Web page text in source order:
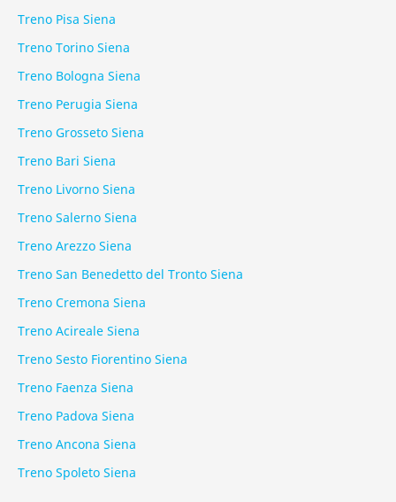
Treno Pisa Siena
Treno Torino Siena
Treno Bologna Siena
Treno Perugia Siena
Treno Grosseto Siena
Treno Bari Siena
Treno Livorno Siena
Treno Salerno Siena
Treno Arezzo Siena
Treno San Benedetto del Tronto Siena
Treno Cremona Siena
Treno Acireale Siena
Treno Sesto Fiorentino Siena
Treno Faenza Siena
Treno Padova Siena
Treno Ancona Siena
Treno Spoleto Siena